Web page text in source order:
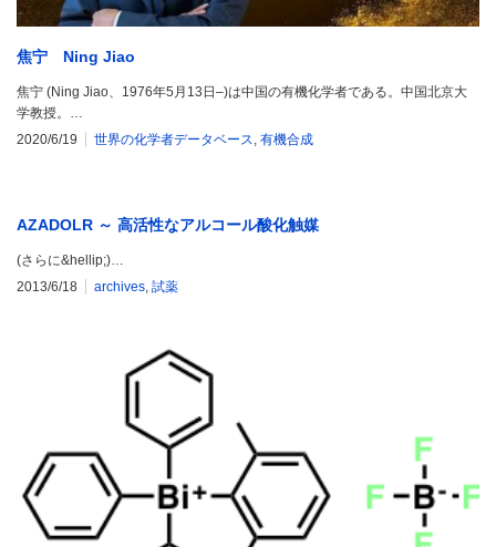
焦宁 Ning Jiao
焦宁 (Ning Jiao、1976年5月13日–)は中国の有機化学者である。中国北京大
学教授。…
2020/6/19
世界の化学者データベース, 有機合成
AZADOLR ～ 高活性なアルコール酸化触媒
(さらに&hellip;)…
2013/6/18
archives, 試薬